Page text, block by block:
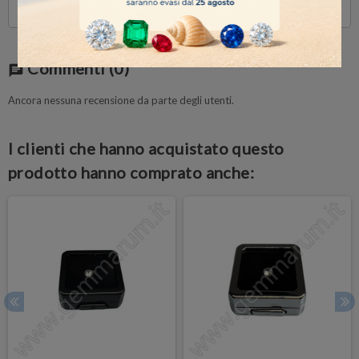
chat Commenti(0)
Ancora nessuna recensione da parte degli utenti.
I clienti che hanno acquistato questo
prodotto hanno comprato anche: